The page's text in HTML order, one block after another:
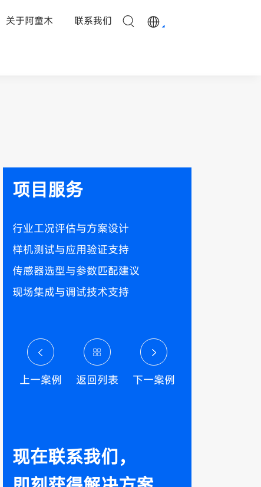
关于阿童木 联系我们
项目服务
行业工况评估与方案设计
样机测试与应用验证支持
传感器选型与参数匹配建议
现场集成与调试技术支持
上一案例 返回列表 下一案例
现在联系我们，